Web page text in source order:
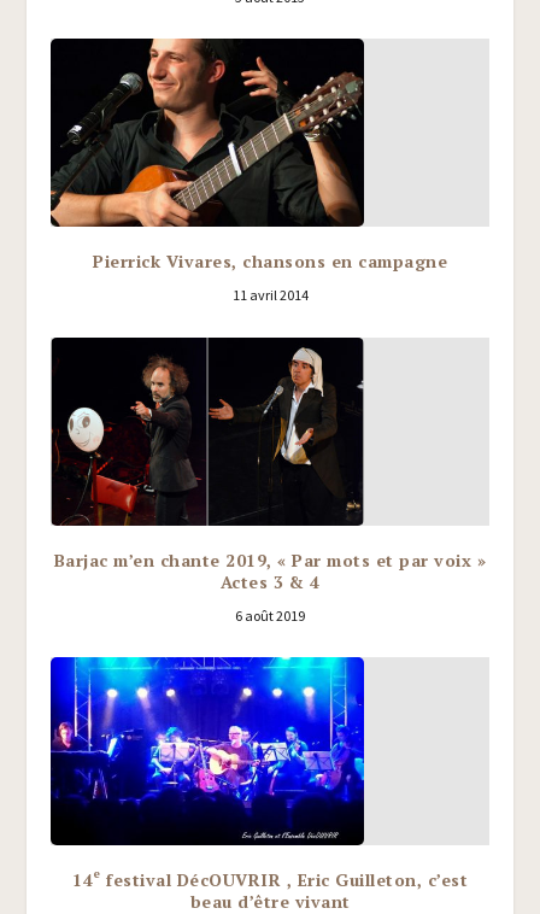
Pierrick Vivares, chansons en campagne
11 avril 2014
Barjac m’en chante 2019, « Par mots et par voix »
Actes 3 & 4
6 août 2019
14e festival DécOUVRIR , Eric Guilleton, c’est
beau d’être vivant